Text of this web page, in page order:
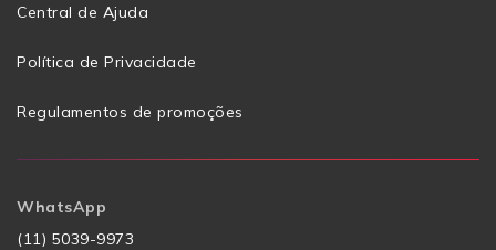
Central de Ajuda
Política de Privacidade
Regulamentos de promoções
WhatsApp
(11) 5039-9973